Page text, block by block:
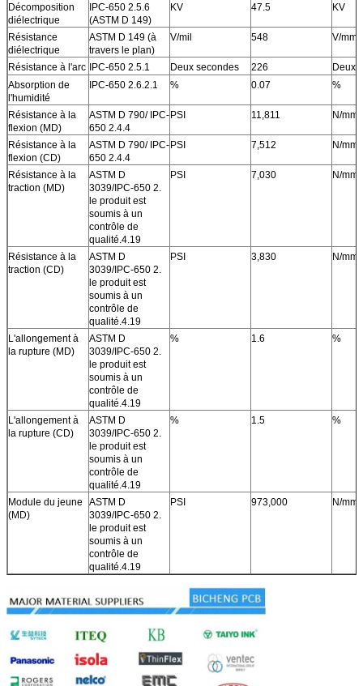
Décomposition
diélectrique
IPC-650 2.5.6
(ASTM D 149)
KV 47.5 KV
Résistance
diélectrique
ASTM D 149 (à
travers le plan)
V/mil 548 V/mm
Résistance à l'arc IPC-650 2.5.1 Deux secondes 226
Deux
Absorption de
l'humidité
IPC-650 2.6.2.1 % 0.07 %
Résistance à la
flexion (MD)
ASTM D 790/ IPC-
650 2.4.4
PSI 11,811 N/mm2
Résistance à la
flexion (CD)
ASTM D 790/ IPC-
650 2.4.4
PSI 7,512 N/mm2
Résistance à la
traction (MD)
ASTM D
3039/IPC-650 2.
le produit est
soumis à un
contrôle de
qualité.4.19
PSI 7,030 N/mm2
Résistance à la
traction (CD)
ASTM D
3039/IPC-650 2.
le produit est
soumis à un
contrôle de
qualité.4.19
PSI 3,830 N/mm2
L'allongement à
la rupture (MD)
ASTM D
3039/IPC-650 2.
le produit est
soumis à un
contrôle de
qualité.4.19
% 1.6 %
L'allongement à
la rupture (CD)
ASTM D
3039/IPC-650 2.
le produit est
soumis à un
contrôle de
qualité.4.19
% 1.5 %
Module du jeune
(MD)
ASTM D
3039/IPC-650 2.
le produit est
soumis à un
contrôle de
qualité.4.19
PSI 973,000 N/mm2
jeunes (CD)
3039/IPC-650 2.
le produit est
contrôle de
Ratio de poisson
(MD)
ASTM D
3039/IPC-650 2.
0.24